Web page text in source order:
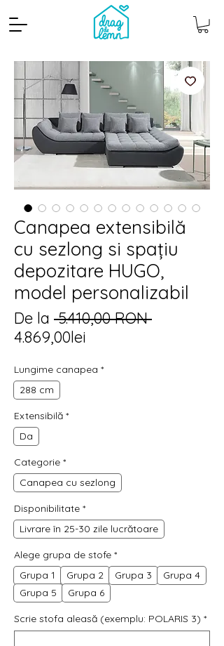
Canapea extensibilă
cu sezlong si spațiu
depozitare HUGO,
model personalizabil
De la 5.410,00 RON Preț
4.869,00lei
Lungime canapea *
288 cm
Extensibilă *
Da
Categorie *
Canapea cu sezlong
Disponibilitate *
Livrare în 25-30 zile lucrătoare
Alege grupa de stofe *
Grupa 1
Grupa 2 Grupa 3
Grupa 4
Grupa 5
Grupa 6
Scrie stofa aleasă (exemplu: POLARIS 3) *